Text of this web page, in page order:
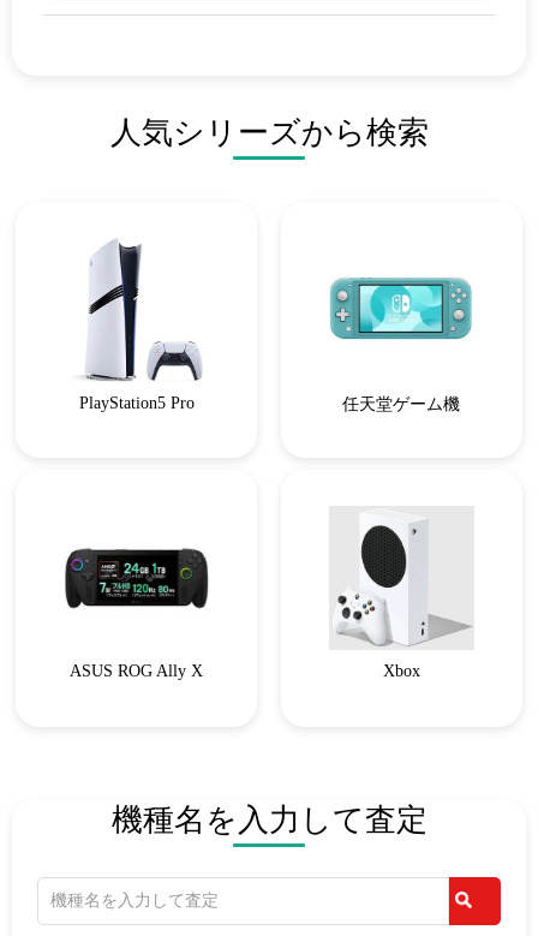
人気シリーズから検索
PlayStation5 Pro 任天堂ゲーム機
ASUS ROG Ally X Xbox
機種名を入力して査定